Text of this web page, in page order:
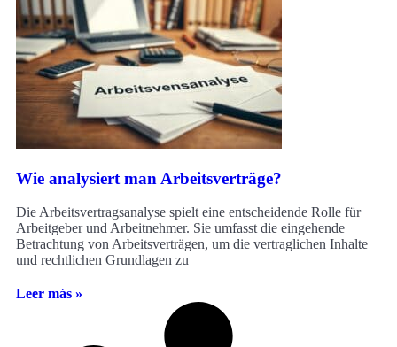
Wie analysiert man Arbeitsverträge?
Die Arbeitsvertragsanalyse spielt eine entscheidende Rolle für
Arbeitgeber und Arbeitnehmer. Sie umfasst die eingehende
Betrachtung von Arbeitsverträgen, um die vertraglichen Inhalte
und rechtlichen Grundlagen zu
Leer más »